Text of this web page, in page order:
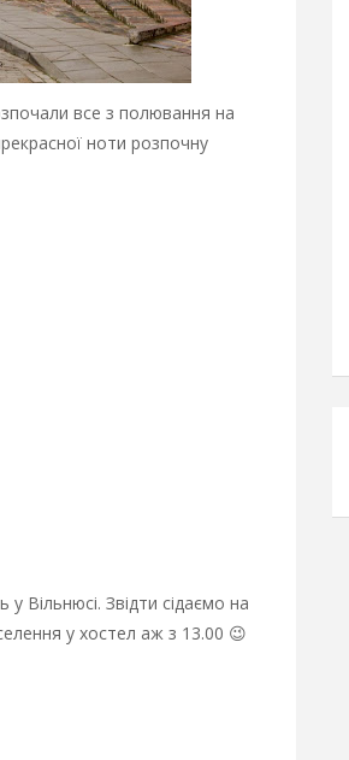
все з полювання на
ноти розпочну
Вільнюсі. Звідти сідаємо на
у хостел аж з 13.00 😉